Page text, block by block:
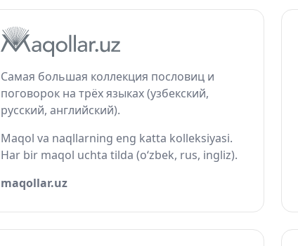
Самая большая коллекция пословиц и
поговорок на трёх языках (узбекский,
русский, английский).
Maqol va naqllarning eng katta kolleksiyasi.
Har bir maqol uchta tilda (o‘zbek, rus, ingliz).
maqollar.uz